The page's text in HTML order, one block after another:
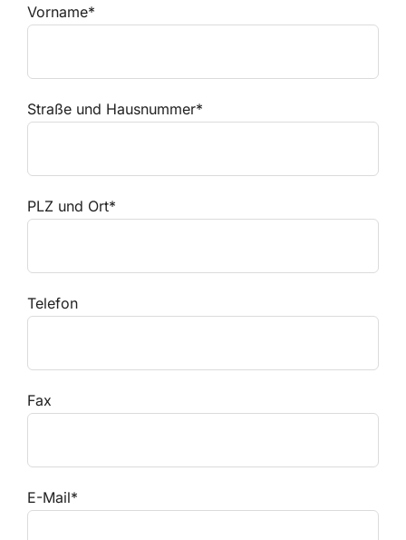
Vorname*
Straße und Hausnummer*
PLZ und Ort*
Telefon
Fax
E-Mail*